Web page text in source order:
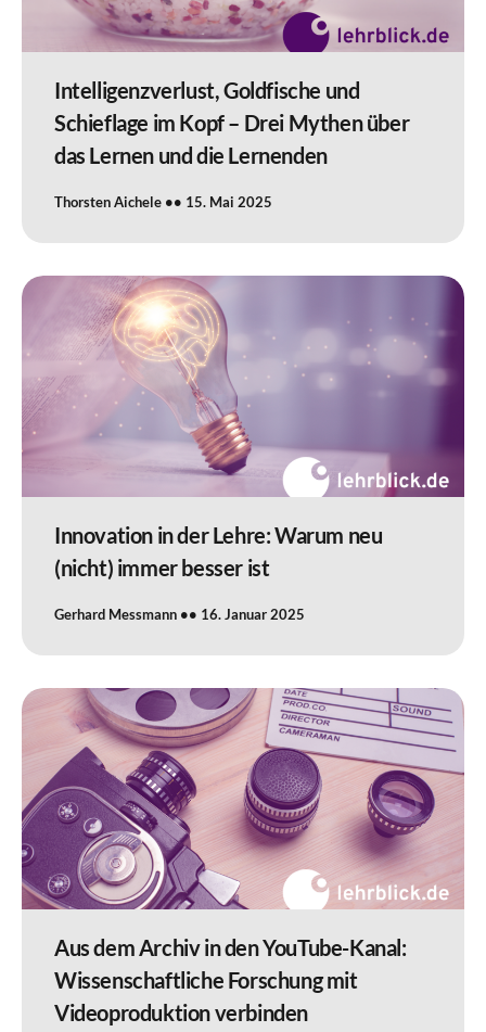
Intelligenzverlust, Goldfische und
Schieflage im Kopf – Drei Mythen über
das Lernen und die Lernenden
Thorsten Aichele 15. Mai 2025
Innovation in der Lehre: Warum neu
(nicht) immer besser ist
Gerhard Messmann 16. Januar 2025
Aus dem Archiv in den YouTube-Kanal:
Wissenschaftliche Forschung mit
Videoproduktion verbinden